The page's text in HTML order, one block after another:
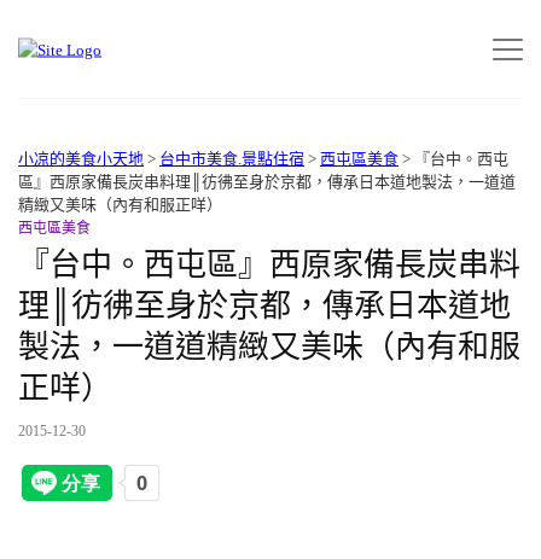
小凉的美食小天地 > 台中市美食.景點住宿 > 西屯區美食 >
『台中。西屯
區』西原家備長炭串料理║彷彿至身於京都，傳承日本道地製法，一道道
精緻又美味（內有和服正咩）
西屯區美食
『台中。西屯區』西原家備長炭串料
理║彷彿至身於京都，傳承日本道地
製法，一道道精緻又美味（內有和服
正咩）
2015-12-30